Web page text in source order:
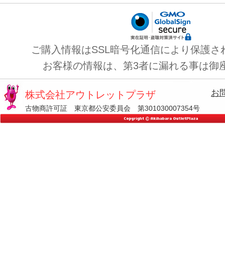
ご購入情報はSSL暗号化通信により保護さ
お客様の情報は、第3者に漏れる事は御
株式会社アウトレットプラザ
古物商許可証 東京都公安委員会 第301030007354号
お